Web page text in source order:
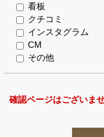
看板
クチコミ
インスタグラム
CM
その他
確認ページはございま